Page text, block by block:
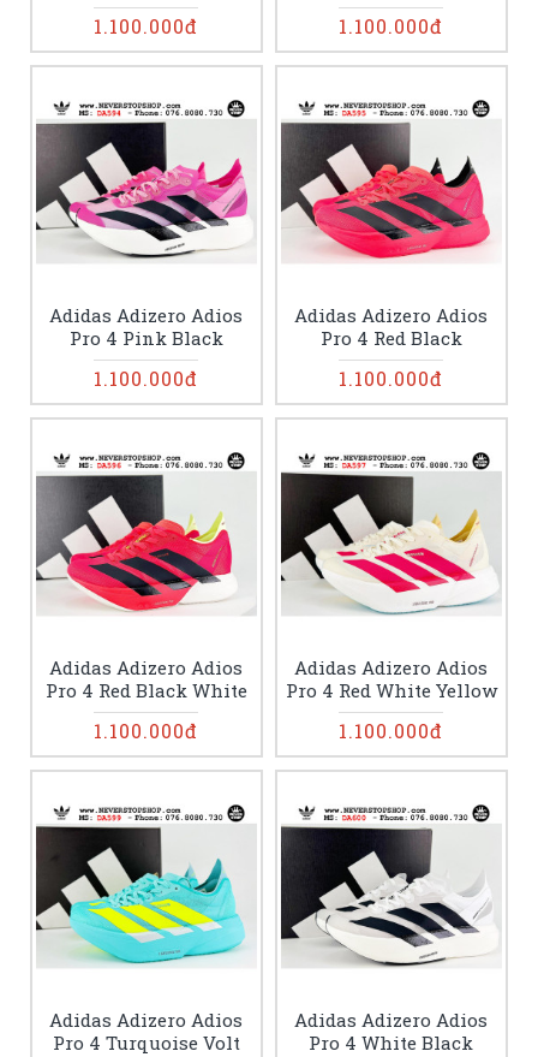
1.100.000đ 1.100.000đ
Adidas Adizero Adios
Pro 4 Pink Black
1.100.000đ
Adidas Adizero Adios
Pro 4 Red Black
1.100.000đ
Adidas Adizero Adios
Pro 4 Red Black White
1.100.000đ
Adidas Adizero Adios
Pro 4 Red White Yellow
1.100.000đ
Adidas Adizero Adios
Pro 4 Turquoise Volt
Adidas Adizero Adios
Pro 4 White Black